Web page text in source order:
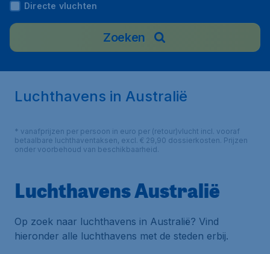
Directe vluchten
Zoeken
Luchthavens in Australië
* vanafprijzen per persoon in euro per (retour)vlucht incl. vooraf
betaalbare luchthaventaksen, excl. € 29,90 dossierkosten. Prijzen
onder voorbehoud van beschikbaarheid.
Luchthavens Australië
Op zoek naar luchthavens in Australië? Vind
hieronder alle luchthavens met de steden erbij.